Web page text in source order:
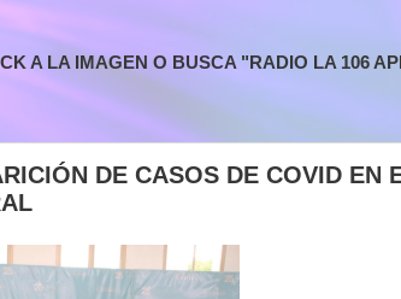
A LA IMAGEN O BUSCA "RADIO LA 106
DE CASOS DE COVID EN